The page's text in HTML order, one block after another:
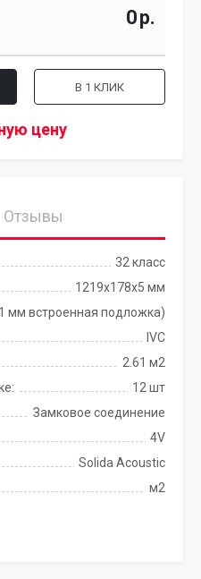
р.
В 1 КЛИК
цену
Отзывы
32 класс
1219x178x5 мм
5 мм (4 мм +1 мм встроенная подложка)
IVC
2.61 м2
12 шт
Замковое соединение
4V
Solida Acoustic
м2